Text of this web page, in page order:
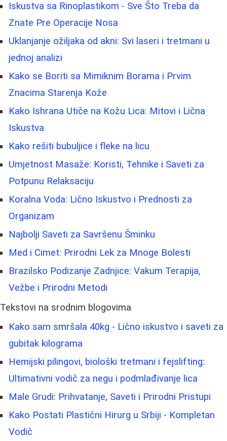
Iskustva sa Rinoplastikom - Sve Što Treba da
Znate Pre Operacije Nosa
Uklanjanje ožiljaka od akni: Svi laseri i tretmani u
jednoj analizi
Kako se Boriti sa Mimiknim Borama i Prvim
Znacima Starenja Kože
Kako Ishrana Utiče na Kožu Lica: Mitovi i Lična
Iskustva
Kako rešiti bubuljice i fleke na licu
Umjetnost Masaže: Koristi, Tehnike i Saveti za
Potpunu Relaksaciju
Koralna Voda: Lično Iskustvo i Prednosti za
Organizam
Najbolji Saveti za Savršenu Šminku
Med i Cimet: Prirodni Lek za Mnoge Bolesti
Brazilsko Podizanje Zadnjice: Vakum Terapija,
Vežbe i Prirodni Metodi
Tekstovi na srodnim blogovima
Kako sam smršala 40kg - Lično iskustvo i saveti za
gubitak kilograma
Hemijski pilingovi, biološki tretmani i fejslifting:
Ultimativni vodič za negu i podmlađivanje lica
Male Grudi: Prihvatanje, Saveti i Prirodni Pristupi
Kako Postati Plastični Hirurg u Srbiji - Kompletan
Vodič